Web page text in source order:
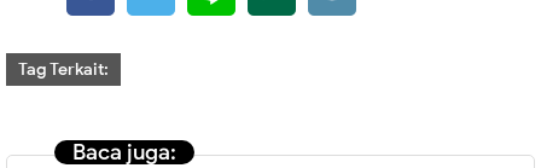
Tag Terkait:
Baca juga: